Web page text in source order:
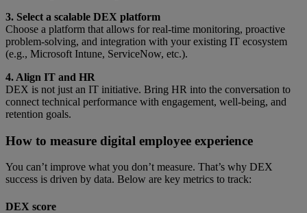
3. Select a scalable DEX platform
Choose a platform that allows for real-time monitoring, proactive
problem-solving, and integration with your existing IT ecosystem
(e.g., Microsoft Intune, ServiceNow, etc.).
4. Align IT and HR
DEX is not just an IT initiative. Bring HR into the conversation to
connect technical performance with engagement, well-being, and
retention goals.
How to measure digital employee experience
You can’t improve what you don’t measure. That’s why DEX
success is driven by data. Below are key metrics to track:
DEX score